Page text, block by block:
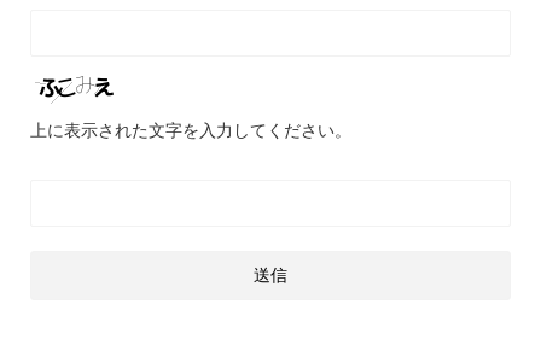
上に表示された文字を入力してください。